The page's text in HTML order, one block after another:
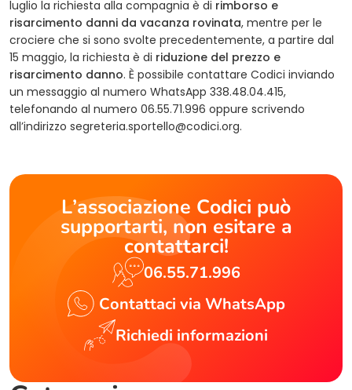
luglio la richiesta alla compagnia è di rimborso e
risarcimento danni da vacanza rovinata, mentre per le
crociere che si sono svolte precedentemente, a partire dal
15 maggio, la richiesta è di riduzione del prezzo e
risarcimento danno. È possibile contattare Codici inviando
un messaggio al numero WhatsApp 338.48.04.415,
telefonando al numero 06.55.71.996 oppure scrivendo
all’indirizzo segreteria.sportello@codici.org.
L’associazione Codici può
supportarti, non esitare a
contattarci!
06.55.71.996
Contattaci via WhatsApp
Richiedi informazioni